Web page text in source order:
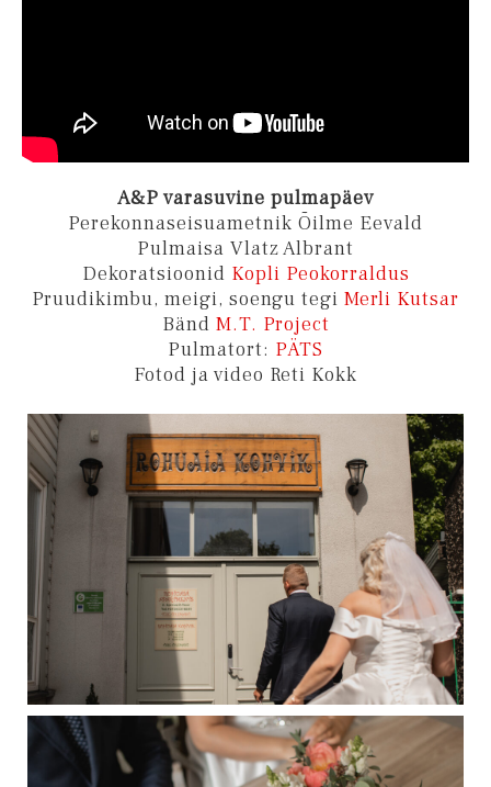
A&P varasuvine pulmapäev
Perekonnaseisuametnik Õilme Eevald
Pulmaisa Vlatz Albrant
Dekoratsioonid Kopli Peokorraldus
Pruudikimbu, meigi, soengu tegi Merli Kutsar
Bänd M.T. Project
Pulmatort: PÄTS
Fotod ja video Reti Kokk